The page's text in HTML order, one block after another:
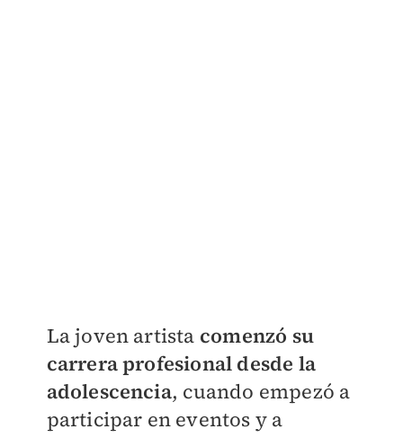
La joven artista comenzó su
carrera profesional desde la
adolescencia, cuando empezó a
participar en eventos y a